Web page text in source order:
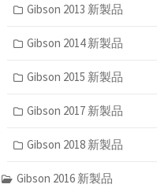
Gibson 2013 新製品
Gibson 2014 新製品
Gibson 2015 新製品
Gibson 2017 新製品
Gibson 2018 新製品
Gibson 2016 新製品